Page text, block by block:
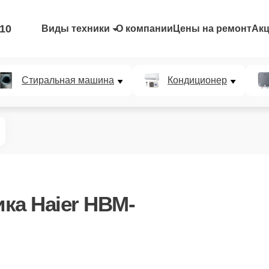
Виды техники О компании Цены на ремонт
Стиральная машина Кондиционер
Haier HBM-